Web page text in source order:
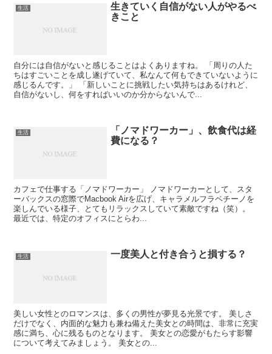
生活
生きていく自信がない人がやるべ
きこと
自分には自信がないと感じることはよくありますね。 「周りの人た
ちはすごいことを成し遂げていて、私なんて何もできていないように
感じるんです。」 「新しいことに挑戦したい気持ちはあるけれど、
自信がないし、何をすればいいのか分からないんで...
生活
「ノマドワーカー」、飲食代は経
費になる？
カフェで仕事する「ノマドワーカー」 ノマドワーカーとして、スタ
ーバックスの窓際でMacbook Airを広げ、キャラメルフラペチーノを
楽しんでいる様子、とてもリラックスしていて素敵ですね（笑）。
最近では、特定のオフィスにとらわ...
生活 一度美人と付き合うと損する？
美しい女性とのロマンスは、多くの男性が夢見る光景です。 美しさ
だけでなく、内面的な魅力も兼ね備えた美女との時間は、非常に充実
感に満ち、心に残るものとなります。 美女との恋愛がもたらす影響
について考えてみましょう。 美女との...